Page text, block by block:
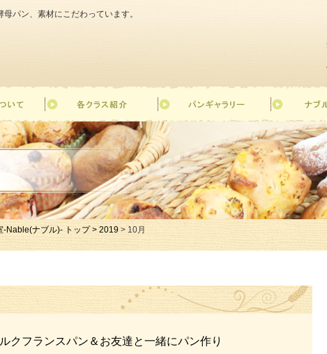
パン、素材にこだわっています。
-Nable(ナブル)- トップ > 2019 > 10月
クフランスパン＆お友達と一緒にパン作り